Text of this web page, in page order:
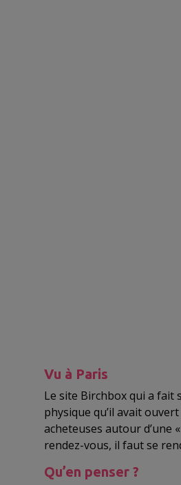
Vu à Paris
Le site Birchbox qui a fait
physique qu’il avait
acheteuses autour d’une
rendez-vous, il faut se
Qu’en penser ?